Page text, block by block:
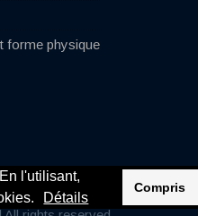
l'utilisant,
Détails
Compris
forme physique